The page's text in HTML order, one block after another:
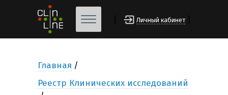
Личный кабинет
Главная
Реестр Клинических исследований